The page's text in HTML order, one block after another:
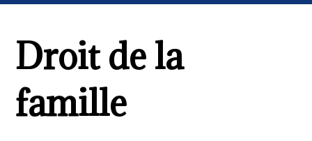
Droit de la
famille